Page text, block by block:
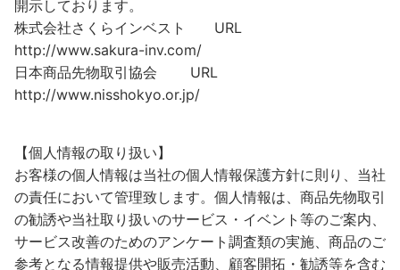
開示しております。
株式会社さくらインベスト URL
http://www.sakura-inv.com/
日本商品先物取引協会 URL
http://www.nisshokyo.or.jp/
【個人情報の取り扱い】
お客様の個人情報は当社の個人情報保護方針に則り、当社
の責任において管理致します。個人情報は、商品先物取引
の勧誘や当社取り扱いのサービス・イベント等のご案内、
サービス改善のためのアンケート調査類の実施、商品のご
参考となる情報提供や販売活動、顧客開拓・勧誘等を含む